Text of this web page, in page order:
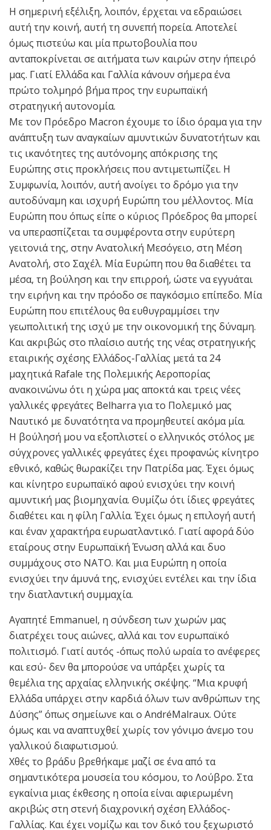
Η σημερινή εξέλιξη, λοιπόν, έρχεται να εδραιώσει
αυτή την κοινή, αυτή τη συνεπή πορεία. Αποτελεί
όμως πιστεύω και μία πρωτοβουλία που
ανταποκρίνεται σε αιτήματα των καιρών στην ήπειρό
μας. Γιατί Ελλάδα και Γαλλία κάνουν σήμερα ένα
πρώτο τολμηρό βήμα προς την ευρωπαϊκή
στρατηγική αυτονομία.
Με τον Πρόεδρο Macron έχουμε το ίδιο όραμα για την
ανάπτυξη των αναγκαίων αμυντικών δυνατοτήτων και
τις ικανότητες της αυτόνομης απόκρισης της
Ευρώπης στις προκλήσεις που αντιμετωπίζει. Η
Συμφωνία, λοιπόν, αυτή ανοίγει το δρόμο για την
αυτοδύναμη και ισχυρή Ευρώπη του μέλλοντος. Μία
Ευρώπη που όπως είπε ο κύριος Πρόεδρος θα μπορεί
να υπερασπίζεται τα συμφέροντα στην ευρύτερη
γειτονιά της, στην Ανατολική Μεσόγειο, στη Μέση
Ανατολή, στο Σαχέλ. Μία Ευρώπη που θα διαθέτει τα
μέσα, τη βούληση και την επιρροή, ώστε να εγγυάται
την ειρήνη και την πρόοδο σε παγκόσμιο επίπεδο. Μία
Ευρώπη που επιτέλους θα ευθυγραμμίσει την
γεωπολιτική της ισχύ με την οικονομική της δύναμη.
Και ακριβώς στο πλαίσιο αυτής της νέας στρατηγικής
εταιρικής σχέσης Ελλάδος-Γαλλίας μετά τα 24
μαχητικά Rafale της Πολεμικής Αεροπορίας
ανακοινώνω ότι η χώρα μας αποκτά και τρεις νέες
γαλλικές φρεγάτες Belharra για το Πολεμικό μας
Ναυτικό με δυνατότητα να προμηθευτεί ακόμα μία.
Η βούλησή μου να εξοπλιστεί ο ελληνικός στόλος με
σύγχρονες γαλλικές φρεγάτες έχει προφανώς κίνητρο
εθνικό, καθώς θωρακίζει την Πατρίδα μας. Έχει όμως
και κίνητρο ευρωπαϊκό αφού ενισχύει την κοινή
αμυντική μας βιομηχανία. Θυμίζω ότι ίδιες φρεγάτες
διαθέτει και η φίλη Γαλλία. Έχει όμως η επιλογή αυτή
και έναν χαρακτήρα ευρωατλαντικό. Γιατί αφορά δύο
εταίρους στην Ευρωπαϊκή Ένωση αλλά και δυο
συμμάχους στο ΝΑΤΟ. Και μια Ευρώπη η οποία
ενισχύει την άμυνά της, ενισχύει εντέλει και την ίδια
την διατλαντική συμμαχία.
Αγαπητέ Emmanuel, η σύνδεση των χωρών μας
διατρέχει τους αιώνες, αλλά και τον ευρωπαϊκό
πολιτισμό. Γιατί αυτός -όπως πολύ ωραία το ανέφερες
και εσύ- δεν θα μπορούσε να υπάρξει χωρίς τα
θεμέλια της αρχαίας ελληνικής σκέψης. “Μια κρυφή
Ελλάδα υπάρχει στην καρδιά όλων των ανθρώπων της
Δύσης” όπως σημείωνε και ο AndréMalraux. Ούτε
όμως και να αναπτυχθεί χωρίς τον γόνιμο άνεμο του
γαλλικού διαφωτισμού.
Χθές το βράδυ βρεθήκαμε μαζί σε ένα από τα
σημαντικότερα μουσεία του κόσμου, το Λούβρο. Στα
εγκαίνια μιας έκθεσης η οποία είναι αφιερωμένη
ακριβώς στη στενή διαχρονική σχέση Ελλάδος-
Γαλλίας. Και έχει νομίζω και τον δικό του ξεχωριστό